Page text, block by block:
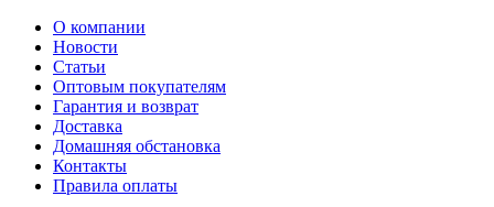
О компании
Новости
Статьи
Оптовым покупателям
Гарантия и возврат
Доставка
Домашняя обстановка
Контакты
Правила оплаты